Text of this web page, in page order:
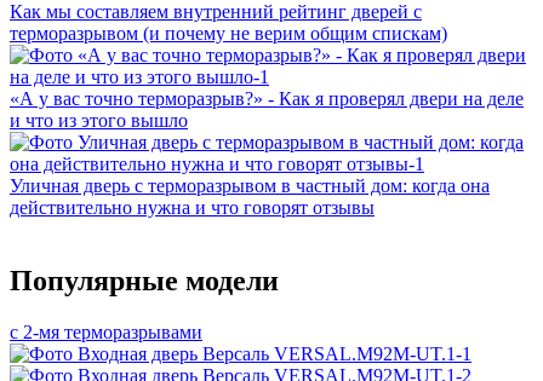
Как мы составляем внутренний рейтинг дверей с
терморазрывом (и почему не верим общим спискам)
«А у вас точно терморазрыв?» - Как я проверял двери на деле
и что из этого вышло
Уличная дверь с терморазрывом в частный дом: когда она
действительно нужна и что говорят отзывы
Популярные модели
с 2-мя терморазрывами